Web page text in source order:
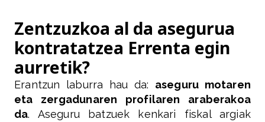
Zentzuzkoa al da asegurua
kontratatzea Errenta egin
aurretik?
Erantzun laburra hau da: aseguru motaren
eta zergadunaren profilaren araberakoa
da. Aseguru batzuek kenkari fiskal argiak